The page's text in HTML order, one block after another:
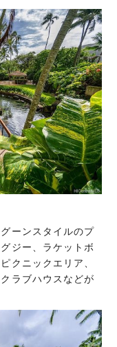
ーンスタイルのプ
ジー、ラケットボ
クニックエリア、
ラブハウスなどが